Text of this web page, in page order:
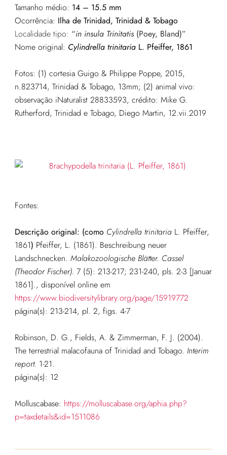
Tamanho médio: 14 – 15.5 mm
Ocorrência: Ilha de Trinidad, Trinidad & Tobago
Localidade tipo: “in insula Trinitatis (Poey, Bland)”
Nome original: Cylindrella trinitariaL. Pfeiffer, 1861
Fotos: (1) cortesia Guigo & Philippe Poppe, 2015,
n.823714, Trinidad & Tobago, 13mm; (2) animal vivo:
observação iNaturalist 28833593, crédito: Mike G.
Rutherford, Trinidad e Tobago, Diego Martin, 12.vii.2019
Fontes:
Descrição original: (como Cylindrella trinitariaL. Pfeiffer,
1861) Pfeiffer, L. (1861). Beschreibung neuer
Landschnecken. Malakozoologische Blätter. Cassel
(Theodor Fischer). 7 (5): 213-217; 231-240, pls. 2-3 [Januar
1861]., disponível online em
https://www.biodiversitylibrary.org/page/15919772
página(s): 213-214, pl. 2, figs. 4-7
Robinson, D. G., Fields, A. & Zimmerman, F. J. (2004).
The terrestrial malacofauna of Trinidad and Tobago. Interim
report. 1-21.
página(s): 12
Molluscabase: https://molluscabase.org/aphia.php?
p=taxdetails&id=1511086